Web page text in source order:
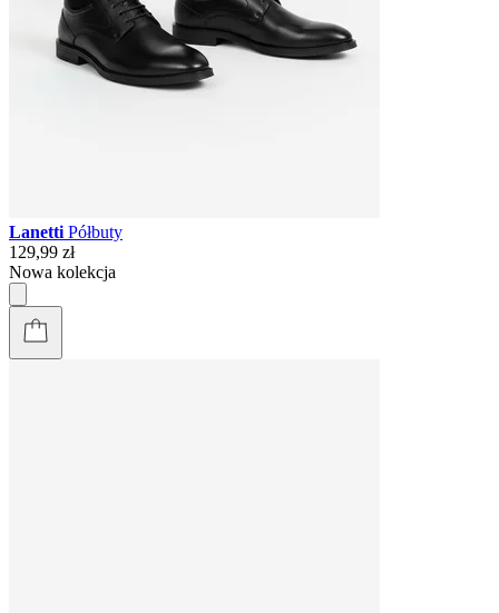
Lanetti Półbuty
129,99 zł
Nowa kolekcja